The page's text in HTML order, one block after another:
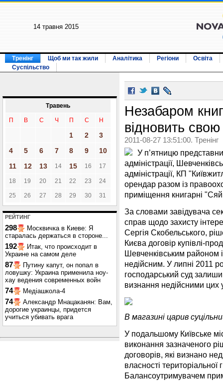
14 травня 2015
Тренінг Щоб ми так жили Аналітика Регіони
Освіта
Суспільство
Травень
П В С Ч П С Н
1 2
3
4
5 6 7 8 9
10
11
12 13 14 15 16 17
18 19 20 21 22 23 24
25 26 27 28 29 30 31
РЕЙТИНГ
298
Москвичка в Киеве: Я
старалась держаться в стороне...
192
Итак, что происходит в
Украине на самом деле
87
Путину капут, он попал в
ловушку: Украина применила ноу-
хау ведения современных войн
74 Медіашкола-4
74
Александр Мнацаканян: Вам,
дорогие украинцы, придется
учиться убивать врага
Незабаром
відновить
2011-08-27 13:51:00. Тренінг
У п’ятницю
адміністрації,
адміністрації, КП
орендар разом із
приміщення книгарні
За словами завідувача
справ щодо захисту
Сергія Скобельського,
Києва договір купівлі-
Шевченківським районом
недійсним. У липні 2011
господарський суд
визнання недійсними цих
В магазині царив
У подальшому Київське
виконання зазначеного
договорів, які визнано
власності
Балансоутримувачем